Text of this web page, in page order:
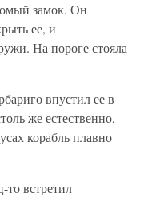
замок. Он
ее, и
На пороге стояла
впустил ее в
же естественно,
корабль плавно
то встретил